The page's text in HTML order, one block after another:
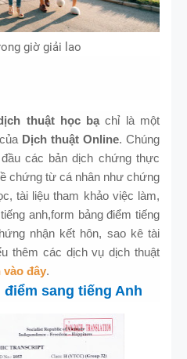
giờ giải lao
thuật học bạ chỉ là một
Dịch thuật Online. Chúng
các bản dịch chứng thực
chứng từ cá nhân như chứng
tài liệu tham khảo việc làm,
anh,form bảng điểm tiếng
nhận kết hôn, sao kê tài
thêm các dịch vụ dịch thuật
vào đây.
sang tiếng Anh